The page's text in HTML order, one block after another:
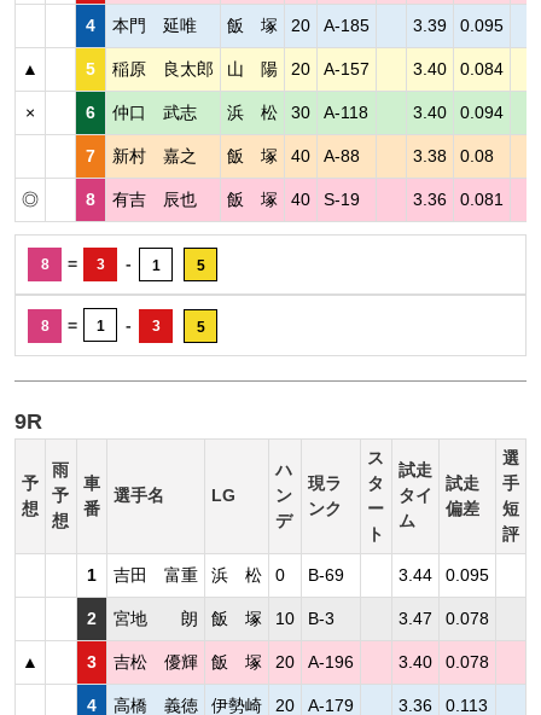
4 本門 延唯 飯 塚 20 A-185 3.39 0.095
▲ 5 稲原 良太郎 山 陽 20 A-157 3.40 0.084
× 6 仲口 武志 浜 松 30 A-118 3.40 0.094
7 新村 嘉之 飯 塚 40 A-88 3.38 0.08
◎ 8 有吉 辰也 飯 塚 40 S-19 3.36 0.081
8 = 3 - 1 5
8 = 1 - 3 5
9R
予
想
雨
予
想
車
番
選手名 LG
ハ
ン
デ
現ラ
ンク
ス
タ
ー
ト
試走
タイ
ム
試走
偏差
選
手
短
評
1 吉田 富重 浜 松 0 B-69 3.44 0.095
2 宮地 朗 飯 塚 10 B-3 3.47 0.078
▲ 3 吉松 優輝 飯 塚 20 A-196 3.40 0.078
4 高橋 義徳 伊勢崎 20 A-179 3.36 0.113